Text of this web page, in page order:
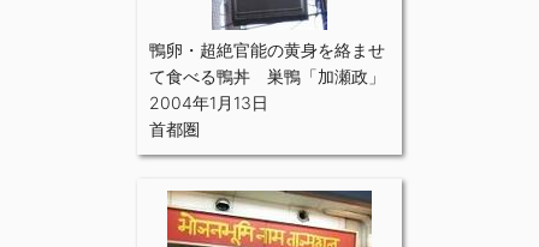
鴨卵・超絶官能の黄身を絡ませ
て食べる鴨丼 巣鴨「加瀬政」
2004年1月13日
首都圏